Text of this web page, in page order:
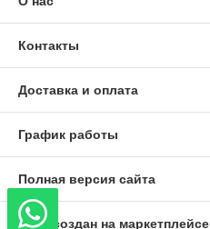
Контакты
Доставка и оплата
График работы
Полная версия сайта
Сайт создан на маркетплейсе